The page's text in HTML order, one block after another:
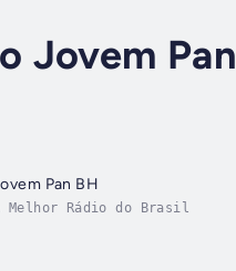
Jovem Pan
Pan BH
Melhor Rádio do Brasil